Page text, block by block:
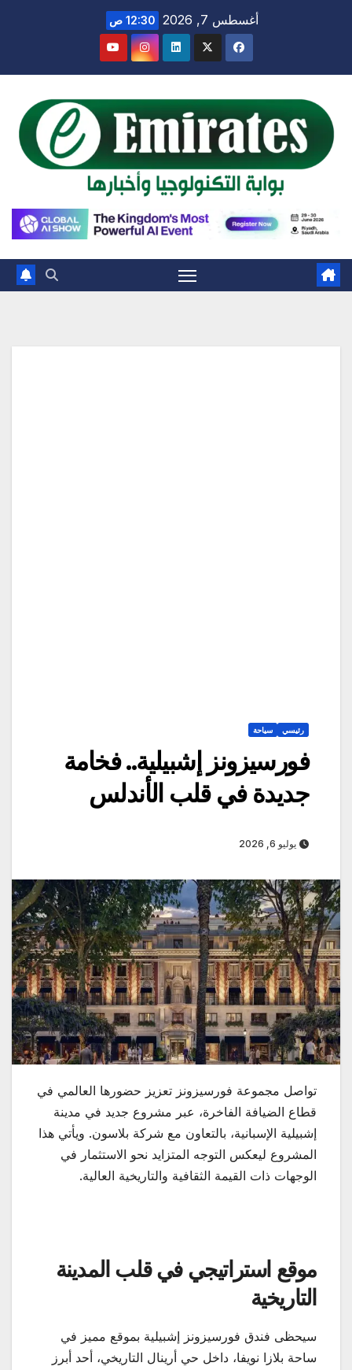
أغسطس 7, 2026 12:30 ص
رئيسي سياحة
فورسيزونز إشبيلية.. فخامة
جديدة في قلب الأندلس
يوليو 6, 2026
تواصل مجموعة فورسيزونز تعزيز حضورها العالمي في
قطاع الضيافة الفاخرة، عبر مشروع جديد في مدينة
إشبيلية الإسبانية، بالتعاون مع شركة بلاسون. ويأتي هذا
المشروع ليعكس التوجه المتزايد نحو الاستثمار في
الوجهات ذات القيمة الثقافية والتاريخية العالية.
موقع استراتيجي في قلب المدينة
التاريخية
سيحظى فندق فورسيزونز إشبيلية بموقع مميز في
ساحة بلازا نويفا، داخل حي أرينال التاريخي، أحد أبرز